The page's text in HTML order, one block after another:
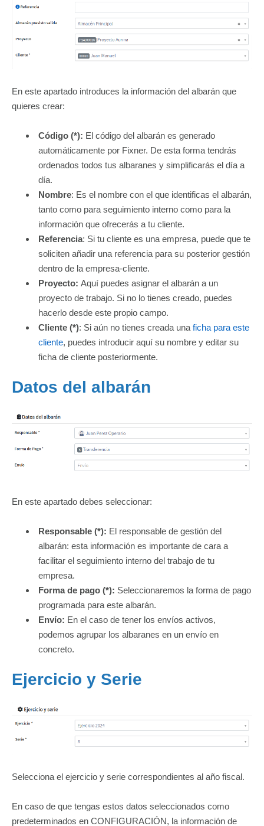
En este apartado introduces la información del albarán que
quieres crear:
Código (*): El código del albarán es generado
automáticamente por Fixner. De esta forma tendrás
ordenados todos tus albaranes y simplificarás el día a
día.
Nombre: Es el nombre con el que identificas el albarán,
tanto como para seguimiento interno como para la
información que ofrecerás a tu cliente.
Referencia: Si tu cliente es una empresa, puede que te
soliciten añadir una referencia para su posterior gestión
dentro de la empresa-cliente.
Proyecto: Aquí puedes asignar el albarán a un
proyecto de trabajo. Si no lo tienes creado, puedes
hacerlo desde este propio campo.
Cliente (*): Si aún no tienes creada una ficha para este
cliente, puedes introducir aquí su nombre y editar su
ficha de cliente posteriormente.
Datos del albarán
En este apartado debes seleccionar:
Responsable (*): El responsable de gestión del
albarán: esta información es importante de cara a
facilitar el seguimiento interno del trabajo de tu
empresa.
Forma de pago (*): Seleccionaremos la forma de pago
programada para este albarán.
Envío: En el caso de tener los envíos activos,
podemos agrupar los albaranes en un envío en
concreto.
Ejercicio y Serie
Selecciona el ejercicio y serie correspondientes al año fiscal.
En caso de que tengas estos datos seleccionados como
predeterminados en CONFIGURACIÓN, la información de